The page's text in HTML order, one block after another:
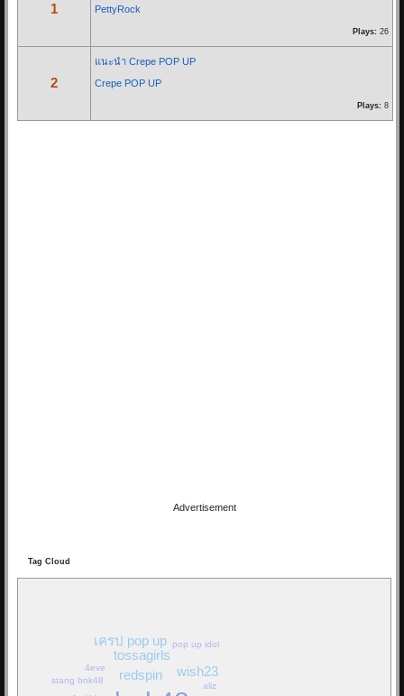
Re: ฟ้าหลังฝน - Nine...
OoHmusic
เธอจะคิดถึงฉันบ้างไหมคนดี
Re: วินาที Stang BNK48
25/11/18 08:21:12
1
PettyRock
Plays: 26
2
แนะนำ Crepe POP UP
Crepe POP UP
Plays: 8
Advertisement
Tag Cloud
redspin
tossagirls
เครป pop up
wish23
stang bnk48
pop up idol
4eve
aliz